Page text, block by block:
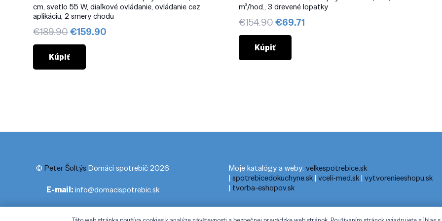
cm, svetlo 55 W, diaľkové ovládanie, ovládanie cez
aplikáciu, 2 smery chodu
€189.90Pôvodná
cena
bola:
€189.90.
€159.90
Kúpiť
m³/hod., 3 drevené lopatky
€154.90Pôvodná
cena
bola:
€154.90.
€69.71Aktuálna
Kúpiť
© Peter Šoltýs Domáci spotrebič 2026
E-mail:info@domacispotrebic.sk
Moje katalógy a weby: velkespotrebice.sk
| spotrebicedokuchyne.sk| vceli-med.sk| vytvorenieeshopu.sk
| tvorba-eshopov.sk